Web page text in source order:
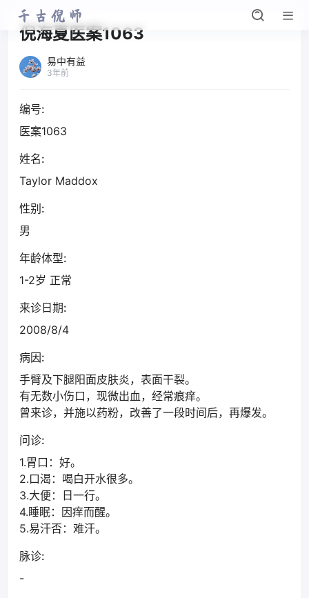
倪海夏医案1063
易中有益
3年前
编号:
医案1063
姓名:
Taylor Maddox
性别:
男
年龄体型:
1-2岁 正常
来诊日期:
2008/8/4
病因:
手臂及下腿阳面皮肤炎，表面干裂。
有无数小伤口，现微出血，经常痕痒。
曾来诊，并施以药粉，改善了一段时间后，再爆发。
问诊:
1.胃口：好。
2.口渴：喝白开水很多。
3.大便：日一行。
4.睡眠：因痒而醒。
5.易汗否：难汗。
脉诊:
-